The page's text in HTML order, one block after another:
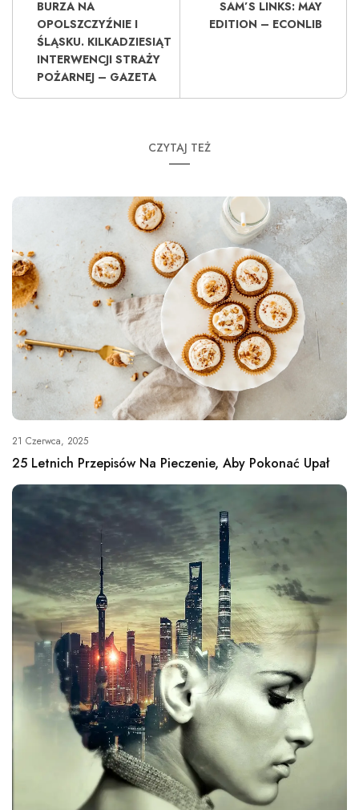
BURZA NA
OPOLSZCZYŹNIE I
ŚLĄSKU. KILKADZIESIĄT
INTERWENCJI STRAŻY
POŻARNEJ – GAZETA
SAM’S LINKS: MAY
EDITION – ECONLIB
CZYTAJ TEŻ
21 Czerwca, 2025
25 Letnich Przepisów Na Pieczenie, Aby Pokonać Upał